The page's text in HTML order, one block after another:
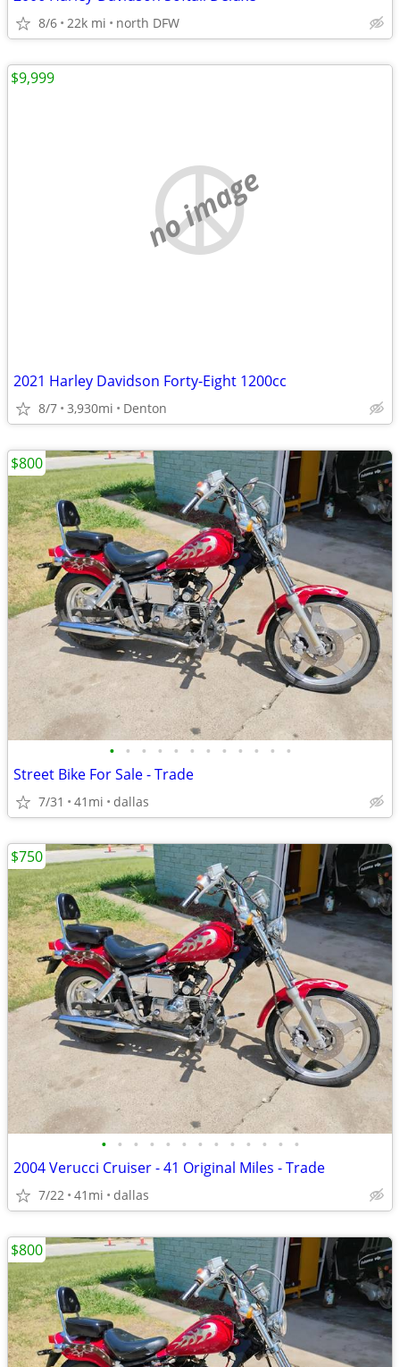
8/6 22k mi north DFW
no image
2021 Harley Davidson Forty-Eight 1200cc
8/7 3,930mi Denton
$9,999
• • • • • • • • • • • •
Street Bike For Sale - Trade
7/31 41mi dallas
$800
• • • • • • • • • • • • •
2004 Verucci Cruiser - 41 Original Miles - Trade
7/22 41mi dallas
$750
$800